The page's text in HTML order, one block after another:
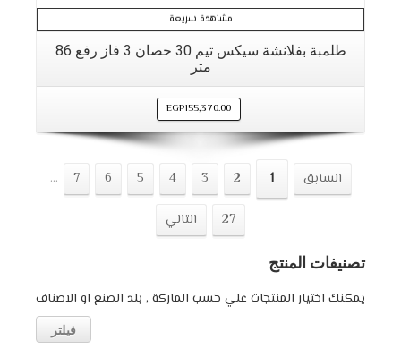
مشاهدة سريعة
طلمبة بفلانشة سيكس تيم 30 حصان 3 فاز رفع 86
متر
EGP155,370.00
السابق 1
2
3
4
5
6
7
...
27 التالي
تصنيفات المنتج
يمكنك اختيار المنتجات علي حسب الماركة , بلد الصنع او الاصناف
فيلتر